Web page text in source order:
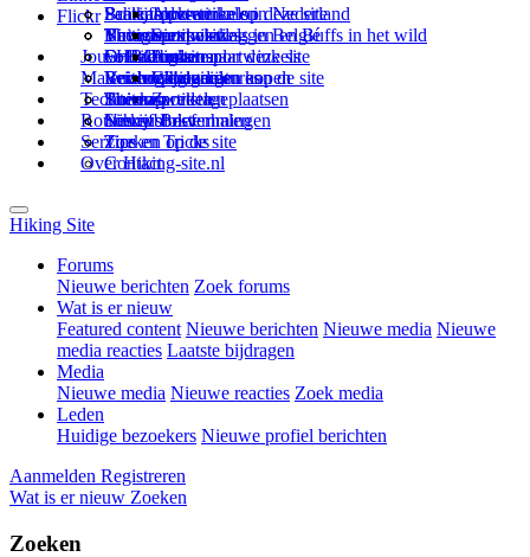
Flickr
Jouw Hiking-site.nl
Schrijfblok-artikelen
Virtuele exposities
Fotoalbums
Materialen: kiezen en kopen
Buitensportwinkels in Nederland
Buitensportwinkels in Belgié
Online buitensportwinkels
Reisboekhandels
Technieken
Navigatie
EHBO
Verzorging
Thema-artikelen
Routes en Bestemmingen
Paalkamperen
Thema-artikelen
Andorra
Catalonië
Zweden
Schrijfblokverhalen
Service
Buitensportvacatures
Buitensportstageplaatsen
Links
Tips en Tricks
Over Hiking-site.nl
Adverteren op deze site
Summit-vlaggen en Buffs in het wild
Linken naar deze site
Wijzigingen aan de site
Sitemap
Nieuwsbrief
Zoeken op de site
Contact
Hiking Site
Forums
Nieuwe berichten Zoek forums
Wat is er nieuw
Featured content Nieuwe berichten Nieuwe media Nieuwe
media reacties Laatste bijdragen
Media
Nieuwe media Nieuwe reacties Zoek media
Leden
Huidige bezoekers Nieuwe profiel berichten
Aanmelden Registreren
Wat is er nieuw Zoeken
Zoeken